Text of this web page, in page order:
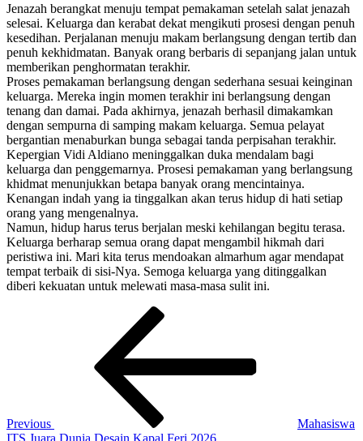
Jenazah berangkat menuju tempat pemakaman setelah salat jenazah
selesai. Keluarga dan kerabat dekat mengikuti prosesi dengan penuh
kesedihan. Perjalanan menuju makam berlangsung dengan tertib dan
penuh kekhidmatan. Banyak orang berbaris di sepanjang jalan untuk
memberikan penghormatan terakhir.
Proses pemakaman berlangsung dengan sederhana sesuai keinginan
keluarga. Mereka ingin momen terakhir ini berlangsung dengan
tenang dan damai. Pada akhirnya, jenazah berhasil dimakamkan
dengan sempurna di samping makam keluarga. Semua pelayat
bergantian menaburkan bunga sebagai tanda perpisahan terakhir.
Kepergian Vidi Aldiano meninggalkan duka mendalam bagi
keluarga dan penggemarnya. Prosesi pemakaman yang berlangsung
khidmat menunjukkan betapa banyak orang mencintainya.
Kenangan indah yang ia tinggalkan akan terus hidup di hati setiap
orang yang mengenalnya.
Namun, hidup harus terus berjalan meski kehilangan begitu terasa.
Keluarga berharap semua orang dapat mengambil hikmah dari
peristiwa ini. Mari kita terus mendoakan almarhum agar mendapat
tempat terbaik di sisi-Nya. Semoga keluarga yang ditinggalkan
diberi kekuatan untuk melewati masa-masa sulit ini.
Previous
Mahasiswa
ITS Juara Dunia Desain Kapal Feri 2026